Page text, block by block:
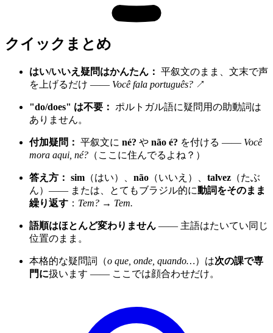
クイックまとめ
はい/いいえ疑問はかんたん： 平叙文のまま、文末で声
を上げるだけ —— Você fala português? ↗
"do/does" は不要：
ポルトガル語に疑問用の助動詞は
ありません。
付加疑問： 平叙文に né? や não é? を付ける —— Você
mora aqui, né? （ここに住んでるよね？）
答え方： sim （はい）、 não （いいえ）、 talvez （たぶ
ん）—— または、とてもブラジル的に動詞をそのまま
繰り返す ： Tem? → Tem.
語順はほとんど変わりません —— 主語はたいてい同じ
位置のまま。
本格的な疑問詞（o que, onde, quando…）は次の課で専
門に扱います —— ここでは顔合わせだけ。